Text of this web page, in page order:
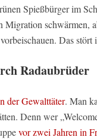
Spießbürger im
Migration schwärmen,
Das
Radaubrüder
der Gewalttäter. Man
Denn wer
vor zwei Jahren in